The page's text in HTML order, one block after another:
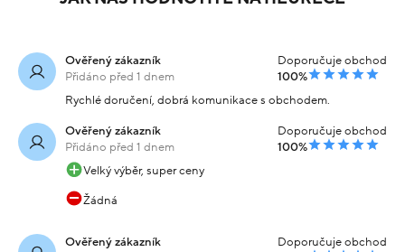
Ověřený zákazník
Přidáno před 1 dnem
Doporučuje obchod
100%
Rychlé doručení, dobrá komunikace s obchodem.
Ověřený zákazník
Přidáno před 1 dnem
Doporučuje obchod
100%
Velký výběr, super ceny
Žádná
Ověřený zákazník Doporučuje obchod